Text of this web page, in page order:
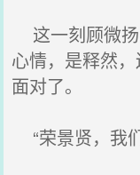
这一刻顾微
心情，是释然
面对了。
“荣景贤，我